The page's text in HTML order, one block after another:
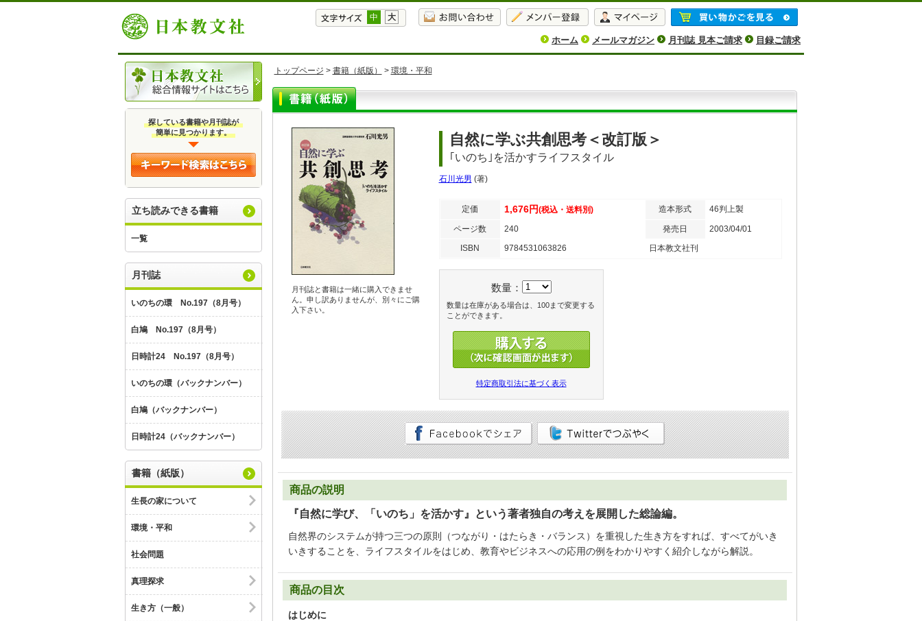
中 大
ホーム メールマガジン 月刊誌 見本ご請求 目録ご請求
探している書籍や月刊誌が
簡単に見つかります。
立ち読みできる書籍
一覧
月刊誌
いのちの環 No.197（8月号）
白鳩 No.197（8月号）
日時計24 No.197（8月号）
いのちの環（バックナンバー）
白鳩（バックナンバー）
日時計24（バックナンバー）
書籍（紙版）
生長の家について
環境・平和
社会問題
真理探求
生き方（一般）
トップページ > 書籍（紙版） > 環境・平和
月刊誌と書籍は一緒に購入できませ
ん。申し訳ありませんが、別々にご購
入下さい。
自然に学ぶ共創思考＜改訂版＞
｢いのち｣を活かすライフスタイル
石川光男 (著)
定価 1,676円(税込・送料別) 造本形式 46判上製
ページ数 240 発売日
2003/04/01
ISBN
9784531063826 日本教文社刊
数量：
数量は在庫がある場合は、100まで変更する
ことができます。
特定商取引法に基づく表示
商品の説明
『自然に学び、「いのち」を活かす』という著者独自の考えを展開した総論編。
自然界のシステムが持つ三つの原則（つながり・はたらき・バランス）を重視した生き方をすれば、すべてがいき
いきすることを、ライフスタイルをはじめ、教育やビジネスへの応用の例をわかりやすく紹介しながら解説。
商品の目次
はじめに